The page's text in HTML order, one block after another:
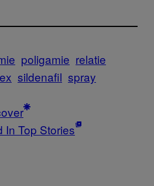
poligamie relatie
sildenafil spray
In Top Stories